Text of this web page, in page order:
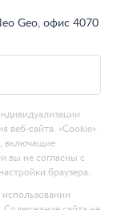
Geo, офис 4070
веб-сайта. «Cookie»
включащие
вы не согласны с
браузера.